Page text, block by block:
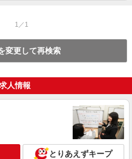
1／1
変更して再検索
人情報
とりあえずキープ